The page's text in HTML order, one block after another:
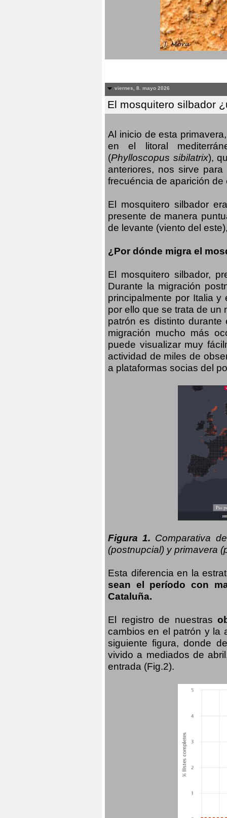
viernes, 8. mayo 2026
El mosquitero silbador
Al inicio de esta
en el litoral
(Phylloscopus sibilatrix),
anteriores, nos sirve
frecuéncia de aparición
El mosquitero silbador
presente de manera
de levante (viento del
¿Por dónde migra el
El mosquitero silbador,
Durante la migración
principalmente por Italia
por ello que se trata de un
patrón es distinto
migración mucho más
puede visualizar muy
actividad de miles de
a plataformas socias del
Figura 1. Comparativa
(postnupcial) y primavera
Esta diferencia en la
sean el período con
Cataluña.
El registro de nuestras
cambios en el patrón y la
siguiente figura, donde
vivido a mediados de
entrada (Fig.2).